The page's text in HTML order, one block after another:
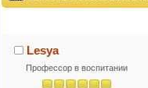
Lesya
Профессор в воспитании